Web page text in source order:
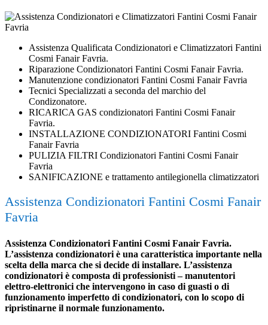
Assistenza Qualificata Condizionatori e Climatizzatori Fantini
Cosmi Fanair Favria.
Riparazione Condizionatori Fantini Cosmi Fanair Favria.
Manutenzione condizionatori Fantini Cosmi Fanair Favria
Tecnici Specializzati a seconda del marchio del
Condizonatore.
RICARICA GAS condizionatori Fantini Cosmi Fanair
Favria.
INSTALLAZIONE CONDIZIONATORI Fantini Cosmi
Fanair Favria
PULIZIA FILTRI Condizionatori Fantini Cosmi Fanair
Favria
SANIFICAZIONE e trattamento antilegionella climatizzatori
Assistenza Condizionatori Fantini Cosmi Fanair
Favria
Assistenza Condizionatori Fantini Cosmi Fanair Favria.
L’assistenza condizionatori è una caratteristica importante nella
scelta della marca che si decide di installare. L’assistenza
condizionatori è composta di professionisti – manutentori
elettro-elettronici che intervengono in caso di guasti o di
funzionamento imperfetto di condizionatori, con lo scopo di
ripristinarne il normale funzionamento.